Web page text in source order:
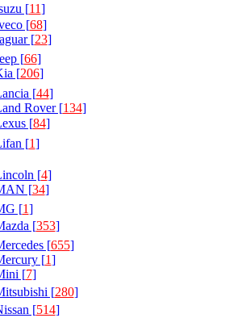
[11]
[68]
[23]
[66]
[206]
[44]
Rover [134]
[84]
[1]
[4]
[34]
[1]
[353]
[655]
[1]
[7]
[280]
[514]